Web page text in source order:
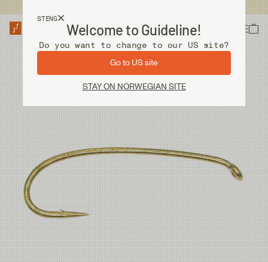
STENG
Welcome to Guideline!
Do you want to change to our US site?
Go to US site
STAY ON NORWEGIAN SITE